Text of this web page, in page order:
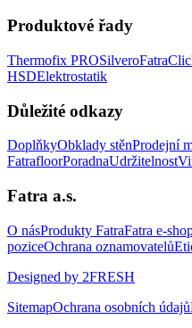
Produktové řady
Thermofix PROSilvero
HSDElektrostatik
Důležité odkazy
DoplňkyObklady stěnProdejní
FatrafloorPoradnaUdržitelnost
Fatra a.s.
O násProdukty FatraFatra e-
poziceOchrana oznamovatelů
Designed by 2FRESH
SitemapOchrana osobních údajů